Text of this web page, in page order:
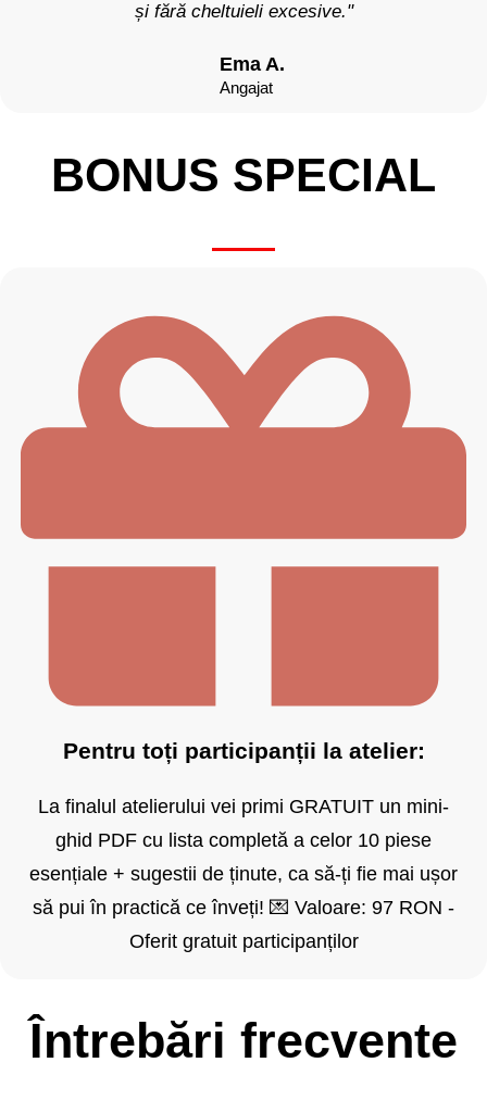
și fără cheltuieli excesive."
Ema A.
Angajat
BONUS SPECIAL
Pentru toți participanții la atelier:
La finalul atelierului vei primi GRATUIT un mini-
ghid PDF cu lista completă a celor 10 piese
esențiale + sugestii de ținute, ca să-ți fie mai ușor
să pui în practică ce înveți! 💌 Valoare: 97 RON -
Oferit gratuit participanților
Întrebări frecvente